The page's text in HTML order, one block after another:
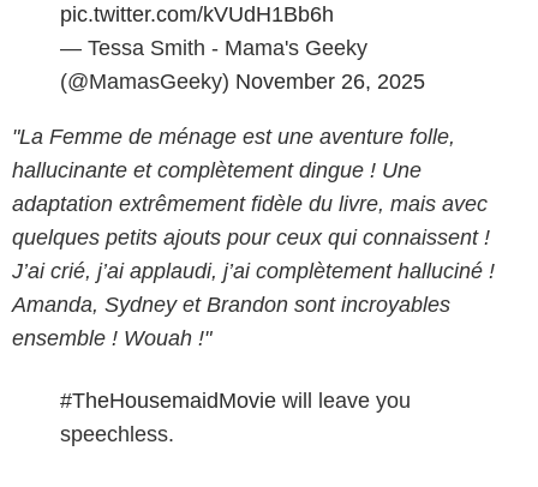
pic.twitter.com/kVUdH1Bb6h
— Tessa Smith - Mama's Geeky
(@MamasGeeky) November 26, 2025
"La Femme de ménage est une aventure folle,
hallucinante et complètement dingue ! Une
adaptation extrêmement fidèle du livre, mais avec
quelques petits ajouts pour ceux qui connaissent !
J’ai crié, j’ai applaudi, j’ai complètement halluciné !
Amanda, Sydney et Brandon sont incroyables
ensemble ! Wouah !"
#TheHousemaidMovie will leave you
speechless.